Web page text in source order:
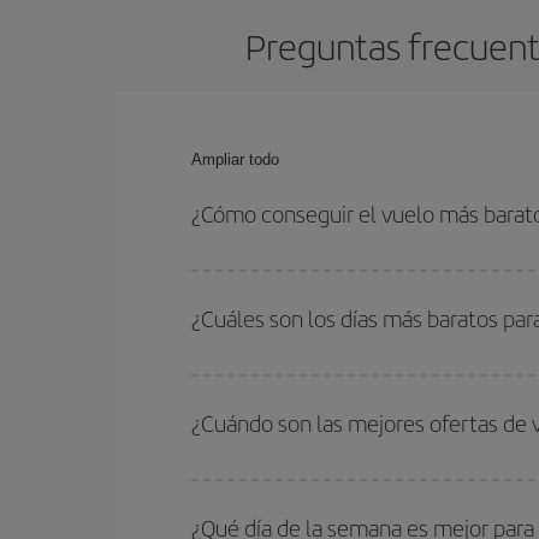
Preguntas
Ampliar todo
¿Cómo conseguir el vuelo más
fechas y horarios de ida y vuelta.
¿Cuáles son los días más baratos
quieres ir y en qué fechas habías pensado
para que puedas encontrar la mejor oferta.
¿Cuándo son las mejores ofertas
periodos de vacaciones escolares son
¿Qué día de la semana es mejor